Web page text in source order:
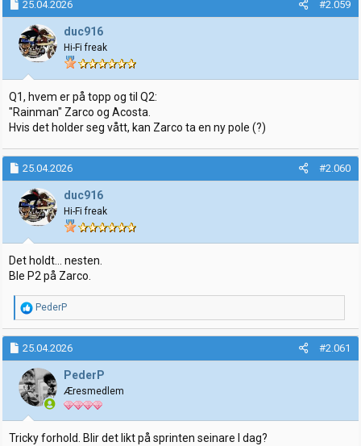
25.04.2026 #2.059
duc916
Hi-Fi freak
Q1, hvem er på topp og til Q2:
"Rainman" Zarco og Acosta.
Hvis det holder seg vått, kan Zarco ta en ny pole (?)
25.04.2026 #2.060
duc916
Hi-Fi freak
Det holdt... nesten.
Ble P2 på Zarco.
R
e
a
k
s
j
o
n
e
r
:
PederP
25.04.2026 #2.061
PederP
Æresmedlem
Tricky forhold. Blir det likt på sprinten seinare I dag?